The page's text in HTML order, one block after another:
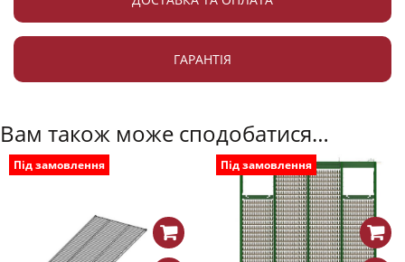
ГАРАНТІЯ
Вам також може сподобатися…
Під замовлення Під замовлення